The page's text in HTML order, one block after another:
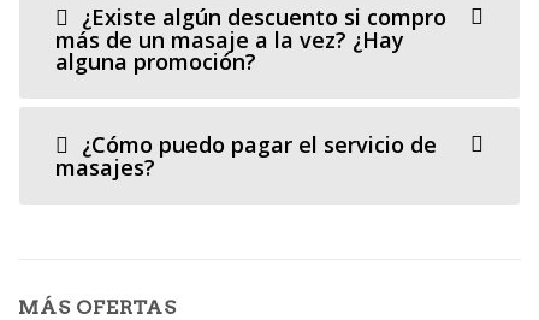
¿Existe algún descuento si compro
más de un masaje a la vez? ¿Hay
alguna promoción?
¿Cómo puedo pagar el servicio de
masajes?
MÁS OFERTAS